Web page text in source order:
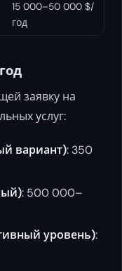
15 000–50 000 $/
год
заявку на
услуг:
вариант): 350
: 500 000–
уровень):